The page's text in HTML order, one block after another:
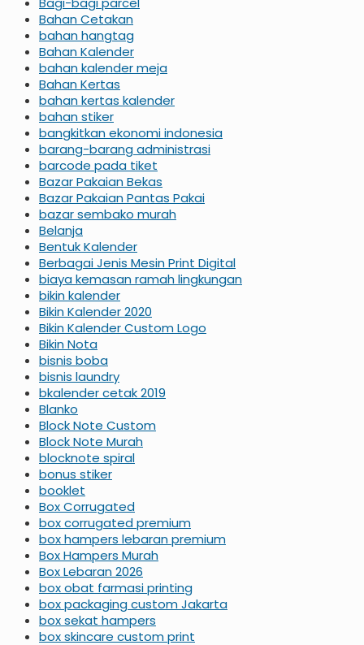
Bahan Cetakan
bahan hangtag
Bahan Kalender
bahan kalender meja
Bahan Kertas
bahan kertas kalender
bahan stiker
bangkitkan ekonomi indonesia
barang-barang administrasi
barcode pada tiket
Bazar Pakaian Bekas
Bazar Pakaian Pantas Pakai
bazar sembako murah
Belanja
Bentuk Kalender
Berbagai Jenis Mesin Print Digital
biaya kemasan ramah lingkungan
bikin kalender
Bikin Kalender 2020
Bikin Kalender Custom Logo
Bikin Nota
bisnis boba
bisnis laundry
bkalender cetak 2019
Blanko
Block Note Custom
Block Note Murah
blocknote spiral
bonus stiker
booklet
Box Corrugated
box corrugated premium
box hampers lebaran premium
Box Hampers Murah
Box Lebaran 2026
box obat farmasi printing
box packaging custom Jakarta
box sekat hampers
box skincare custom print